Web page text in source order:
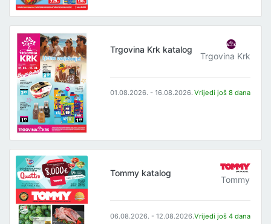
Trgovina Krk katalog
Trgovina Krk
01.08.2026. - 16.08.2026. Vrijedi još 8 dana
Tommy katalog
Tommy
06.08.2026. - 12.08.2026.Vrijedi još 4 dana